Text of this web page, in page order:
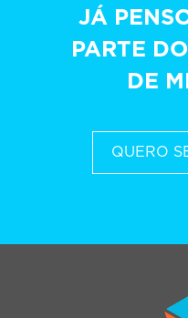
JÁ
PARTE
DE
QUERO